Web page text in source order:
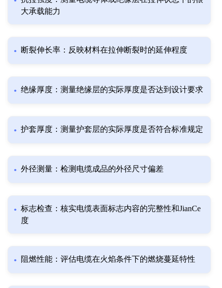
大承载能力
断裂伸长率：反映材料在拉伸断裂时的延伸程度
绝缘厚度：测量绝缘层的实际厚度是否达到设计要求
护套厚度：测量护套层的实际厚度是否符合标准规定
外径测量：检测电缆成品的外径尺寸偏差
标志检查：核实电缆表面标志内容的完整性和JianCe
度
阻燃性能：评估电缆在火焰条件下的燃烧蔓延特性